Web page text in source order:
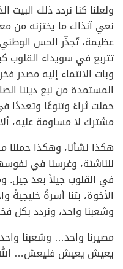
ولعلنا كنا نردد ذلك
نعي آنذاك ما يختزنه من
عظيمة، تُجذّر الحس
تتربع في سويداء القلوب
وبات الانتماء إليه مصدر
المستمدة من نبع ديننا
حملت ثراءً وتنوعًا
مشترك لا مساومة عليه،
هكذا نشأنا، وهكذا حملنا
للناشئة، وغرسنا في
في القلوب جيلاً بعد جيل.
الأخوة، بتنا أسرةً خليجيةً
وشعبنا واحد، ونردد بكل
مصيرنا واحد… وشعبنا واحد
يعيش يعيش فليعش… الله